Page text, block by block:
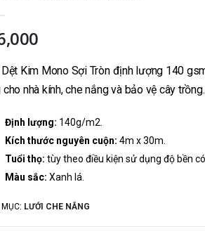
Kim Mono Sợi Tròn định lượng 140
cho nhà kính, che nắng và bảo vệ cây
Định lượng: 140g/m2.
Kích thước nguyên cuộn: 4m x 30m.
Tuổi thọ: tùy theo điều kiện sử dụng độ bền
Màu sắc: Xanh lá.
MỤC: LƯỚI CHE NẮNG